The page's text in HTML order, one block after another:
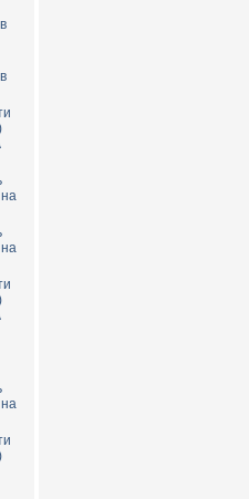
на
на
на